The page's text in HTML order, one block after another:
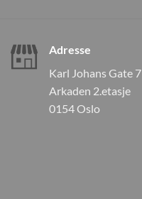
Adresse
Karl Johans Gate 7
Arkaden 2.etasje
0154 Oslo